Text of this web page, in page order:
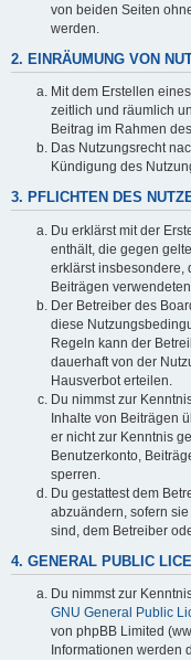
von beiden Seiten
werden.
2. EINRÄUMUNG VON
Mit dem Erstellen
zeitlich und räumlich
Beitrag im Rahmen
Das Nutzungsrecht
Kündigung des
3. PFLICHTEN DES
Du erklärst mit der
enthält, die gegen
erklärst insbesondere,
Beiträgen
Der Betreiber des
diese
Regeln kann der
dauerhaft von der
Hausverbot erteilen.
Du nimmst zur
Inhalte von Beiträgen
er nicht zur Kenntnis
Benutzerkonto,
sperren.
Du gestattest dem
abzuändern, sofern
sind, dem Betreiber
4. GENERAL PUBLIC
Du nimmst zur
GNU General Public
von phpBB Limited
Informationen werden